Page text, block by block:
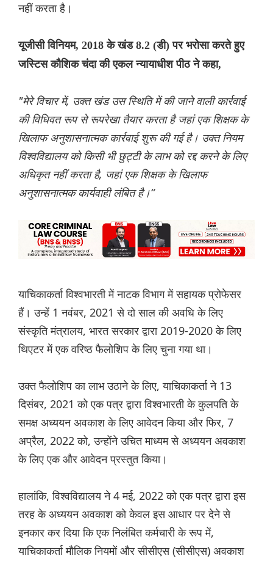
नहीं करता है।
यूजीसी विनियम, 2018 के खंड 8.2 (डी) पर भरोसा करते हुए
जस्टिस कौशिक चंदा की एकल न्यायाधीश पीठ ने कहा,
"मेरे विचार में, उक्त खंड उस स्थिति में की जाने वाली कार्रवाई
की विधिवत रूप से रूपरेखा तैयार करता है जहां एक शिक्षक के
खिलाफ अनुशासनात्मक कार्रवाई शुरू की गई है। उक्त नियम
विश्वविद्यालय को किसी भी छुट्टी के लाभ को रद्द करने के लिए
अधिकृत नहीं करता है, जहां एक शिक्षक के खिलाफ
अनुशासनात्मक कार्यवाही लंबित है।“
याचिकाकर्ता विश्वभारती में नाटक विभाग में सहायक प्रोफेसर
हैं। उन्हें 1 नवंबर, 2021 से दो साल की अवधि के लिए
संस्कृति मंत्रालय, भारत सरकार द्वारा 2019-2020 के लिए
थिएटर में एक वरिष्ठ फैलोशिप के लिए चुना गया था।
उक्त फैलोशिप का लाभ उठाने के लिए, याचिकाकर्ता ने 13
दिसंबर, 2021 को एक पत्र द्वारा विश्वभारती के कुलपति के
समक्ष अध्ययन अवकाश के लिए आवेदन किया और फिर, 7
अप्रैल, 2022 को, उन्होंने उचित माध्यम से अध्ययन अवकाश
के लिए एक और आवेदन प्रस्तुत किया।
हालांकि, विश्वविद्यालय ने 4 मई, 2022 को एक पत्र द्वारा इस
तरह के अध्ययन अवकाश को केवल इस आधार पर देने से
इनकार कर दिया कि एक निलंबित कर्मचारी के रूप में,
याचिकाकर्ता मौलिक नियमों और सीसीएस (सीसीएस) अवकाश